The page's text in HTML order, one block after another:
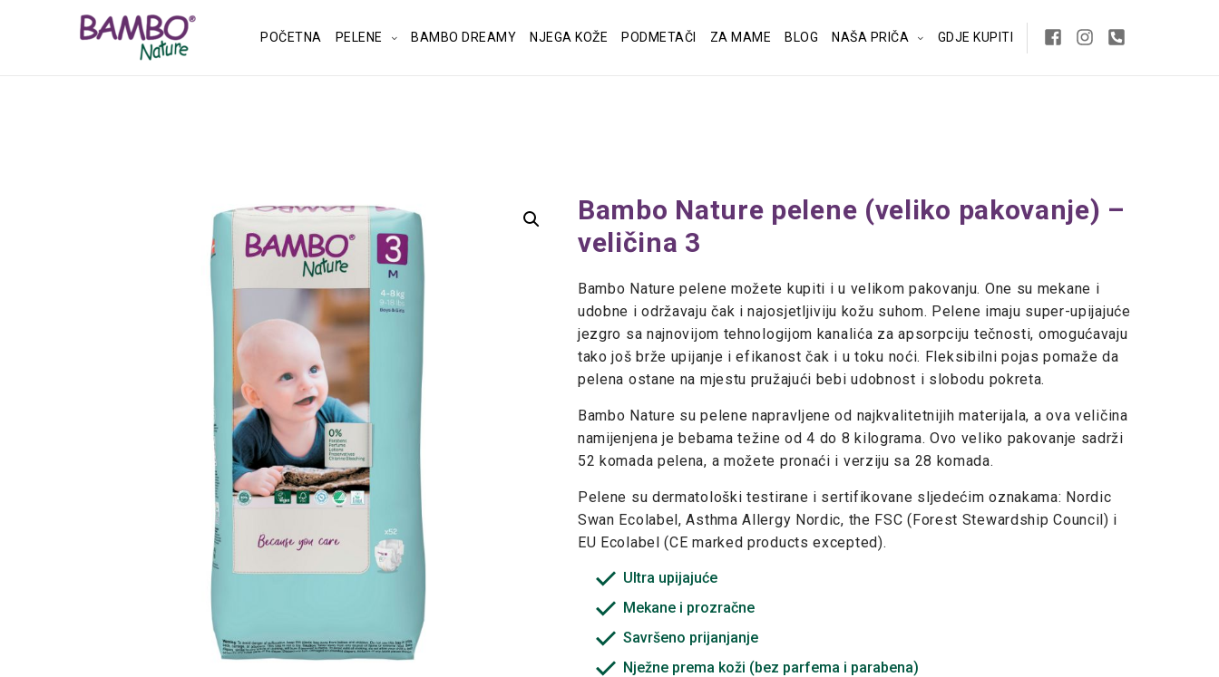
POČETNA PELENE BAMBO DREAMY NJEGA KOŽE PODMETAČI ZA MAME BLOG NAŠA PRIČA GDJE KUPITI
Bambo Nature pelene (veliko pakovanje) –
veličina 3
Bambo Nature pelene možete kupiti i u velikom pakovanju. One su mekane i
udobne i održavaju čak i najosjetljiviju kožu suhom. Pelene imaju super-upijajuće
jezgro sa najnovijom tehnologijom kanalića za apsorpciju tečnosti, omogućavaju
tako još brže upijanje i efikanost čak i u toku noći. Fleksibilni pojas pomaže da
pelena ostane na mjestu pružajući bebi udobnost i slobodu pokreta.
Bambo Nature su pelene napravljene od najkvalitetnijih materijala, a ova veličina
namijenjena je bebama težine od 4 do 8 kilograma. Ovo veliko pakovanje sadrži
52 komada pelena, a možete pronaći i verziju sa 28 komada.
Pelene su dermatološki testirane i sertifikovane sljedećim oznakama: Nordic
Swan Ecolabel, Asthma Allergy Nordic, the FSC (Forest Stewardship Council) i
EU Ecolabel (CE marked products excepted).
Ultra upijajuće
Mekane i prozračne
Savršeno prijanjanje
Nježne prema koži (bez parfema i parabena)